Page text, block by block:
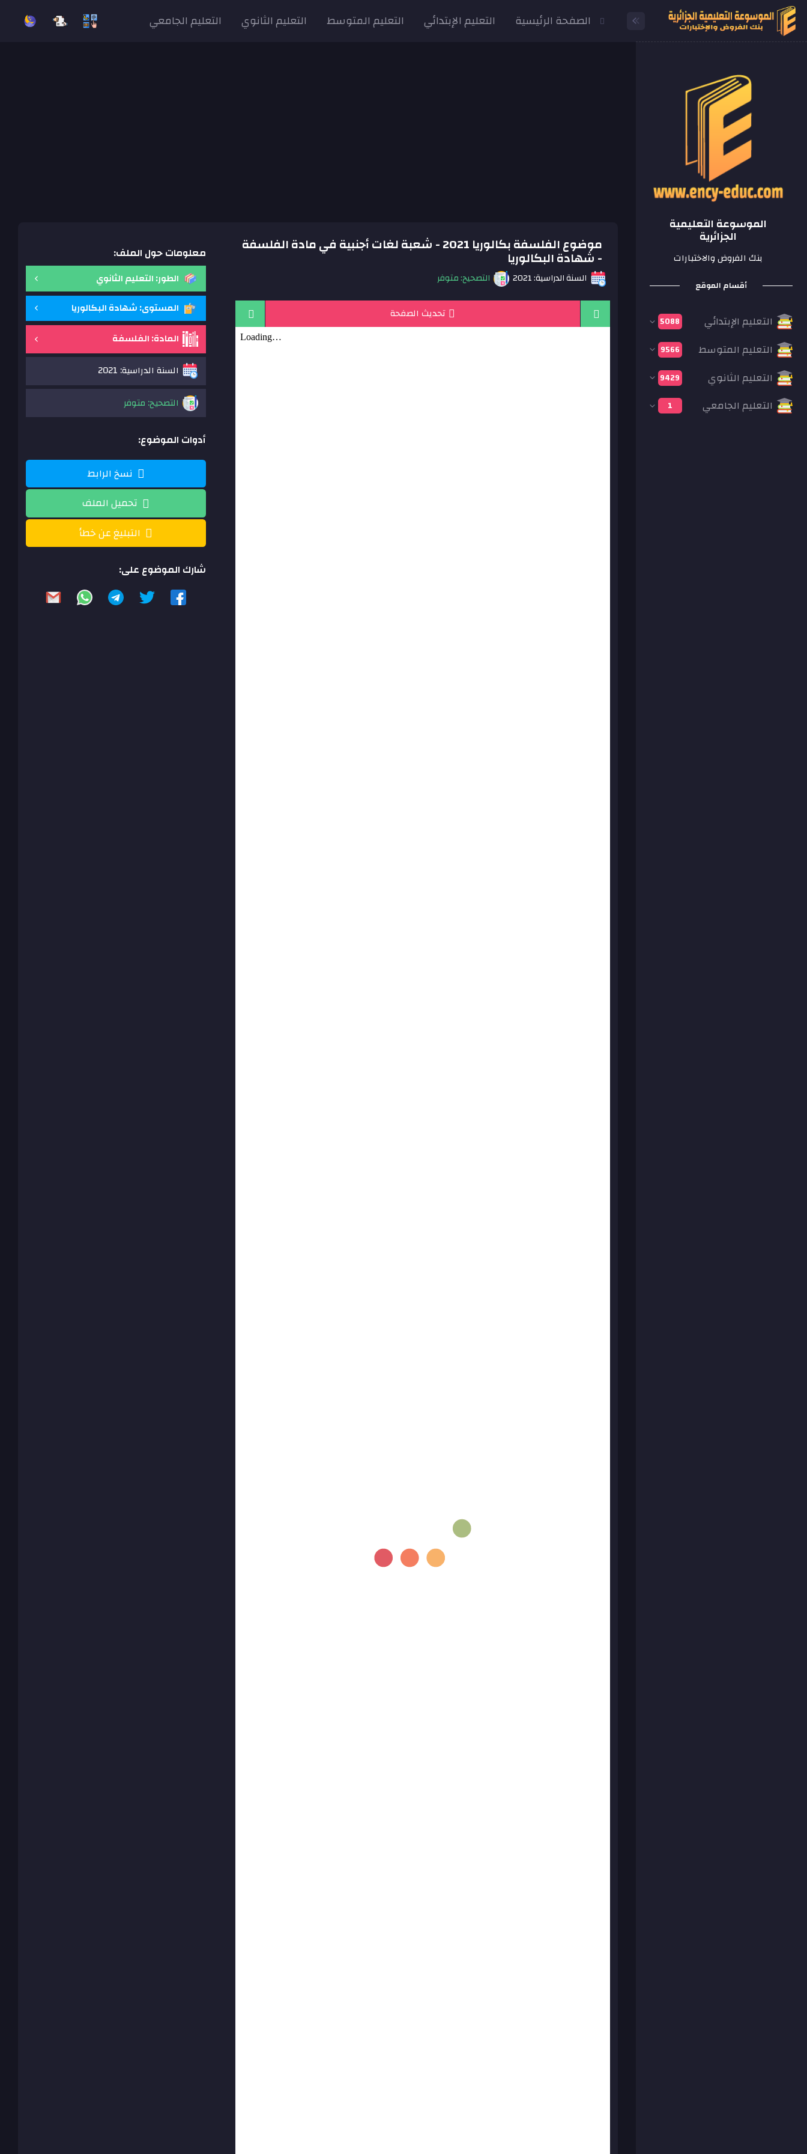
الصفحة الرئيسية التعليم الإبتدائي التعليم المتوسط التعليم الثانوي التعليم الجامعي
الموسوعة التعليمية
الجزائرية
بنك الفروض والاختبارات
أقسام الموقع
التعليم الإبتدائي 5088
التعليم المتوسط 9566
التعليم الثانوي 9429
التعليم الجامعي 1
موضوع الفلسفة بكالوريا 2021 - شعبة لغات أجنبية في مادة الفلسفة
- شهادة البكالوريا
السنة الدراسية: 2021 التصحيح: متوفر
تحديث الصفحة
معلومات حول الملف:
الطور: التعليم الثانوي
المستوى: شهادة البكالوريا
المادة: الفلسفة
السنة الدراسية: 2021
التصحيح: متوفر
أدوات الموضوع:
نسخ الرابط
تحميل الملف
التبليغ عن خطأ
شارك الموضوع على: